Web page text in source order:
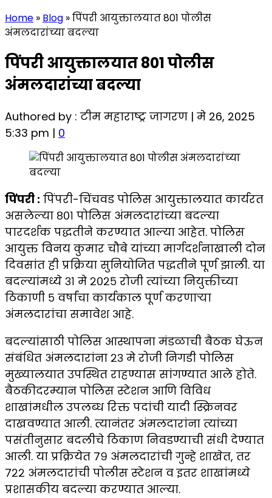
Home » Blog »पिंपरी आयुक्तालयात 801 पोलीस
अंमलदारांच्या बदल्या
पिंपरी आयुक्तालयात 801 पोलीस
अंमलदारांच्या बदल्या
Authored by : टीम महाराष्ट्र जागरण | मे 26, 2025
5:33 pm | 0
पिंपरी : पिंपरी-चिंचवड पोलिस आयुक्तालयात कार्यरत
असलेल्या ८०१ पोलिस अंमलदारांच्या बदल्या
पारदर्शक पद्धतीने करण्यात आल्या आहेत. पोलिस
आयुक्त विनय कुमार चौबे यांच्या मार्गदर्शनाखाली दोन
दिवसांत ही प्रक्रिया सुनियोजित पद्धतीने पूर्ण झाली. या
बदल्यांमध्ये ३१ मे २०२५ रोजी त्यांच्या नियुक्तीच्या
ठिकाणी ५ वर्षांचा कार्यकाल पूर्ण करणाऱ्या
अंमलदारांचा समावेश आहे.
बदल्यांसाठी पोलिस आस्थापना मंडळाची बैठक घेऊन
संबंधित अंमलदारांना २३ मे रोजी निगडी पोलिस
मुख्यालयात उपस्थित राहण्यास सांगण्यात आले होते.
बैठकीदरम्यान पोलिस स्टेशन आणि विविध
शाखांमधील उपलब्ध रिक्त पदांची यादी स्क्रिनवर
दाखवण्यात आली. त्यानंतर अंमलदारांना त्यांच्या
पसंतीनुसार बदलीचे ठिकाण निवडण्याची संधी देण्यात
आली. या प्रक्रियेत ७९ अंमलदारांची गुन्हे शाखेत, तर
७२२ अंमलदारांची पोलीस स्टेशन व इतर शाखांमध्ये
प्रशासकीय बदल्या करण्यात आल्या.